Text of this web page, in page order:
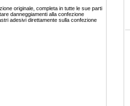
originale, completa in tutte le sue parti
danneggiamenti alla confezione
adesivi direttamente sulla confezione